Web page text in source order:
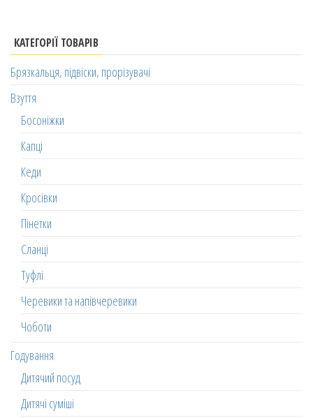
КАТЕГОРІЇ ТОВАРІВ
Брязкальця, підвіски, прорізувачі
Взуття
Босоніжки
Капці
Кеди
Кросівки
Пінетки
Сланці
Туфлі
Черевики та напівчеревики
Чоботи
Годування
Дитячий посуд
Дитячі суміші